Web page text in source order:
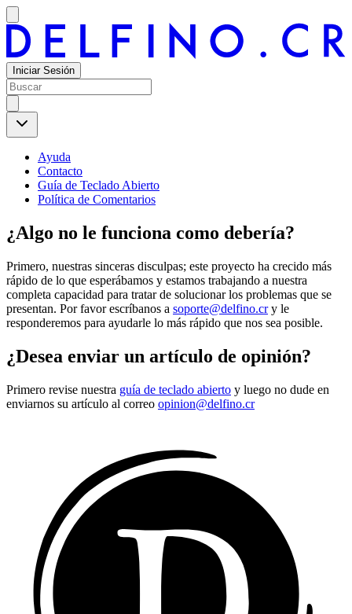
Iniciar Sesión
Ayuda
Contacto
Guía de Teclado Abierto
Política de Comentarios
¿Algo no le funciona como debería?
Primero, nuestras sinceras disculpas; este proyecto ha crecido más
rápido de lo que esperábamos y estamos trabajando a nuestra
completa capacidad para tratar de solucionar los problemas que se
presentan. Por favor escríbanos a soporte@delfino.cry le
responderemos para ayudarle lo más rápido que nos sea posible.
¿Desea enviar un artículo de opinión?
Primero revise nuestra guía de teclado abierto y luego no dude en
enviarnos su artículo al correo opinion@delfino.cr